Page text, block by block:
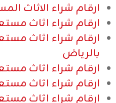
ارقام شراء الاثاث
ارقام شراء اثاث
ارقام شراء اثاث
بالرياض
ارقام شراء اثاث
ارقام شراء اثاث
ارقام شراء اثاث